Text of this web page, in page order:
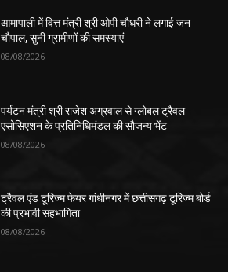
आमापाली में वित्त मंत्री श्री ओपी चौधरी ने लगाई जन
चौपाल, सुनी ग्रामीणों की समस्याएं
08/08/2026
पर्यटन मंत्री श्री राजेश अग्रवाल से ग्लोबल ट्रैवल
एसोसिएशन के प्रतिनिधिमंडल की सौजन्य भेंट
08/08/2026
ट्रैवल एंड टूरिज्म फेयर गांधीनगर में छत्तीसगढ़ टूरिज्म बोर्ड
की प्रभावी सहभागिता
08/08/2026